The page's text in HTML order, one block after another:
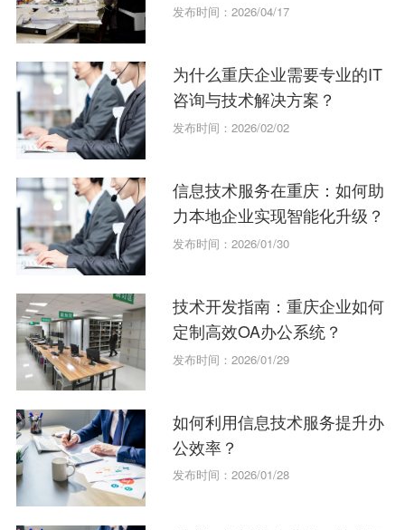
发布时间：2026/04/17
为什么重庆企业需要专业的IT
咨询与技术解决方案？
发布时间：2026/02/02
信息技术服务在重庆：如何助
力本地企业实现智能化升级？
发布时间：2026/01/30
技术开发指南：重庆企业如何
定制高效OA办公系统？
发布时间：2026/01/29
如何利用信息技术服务提升办
公效率？
发布时间：2026/01/28